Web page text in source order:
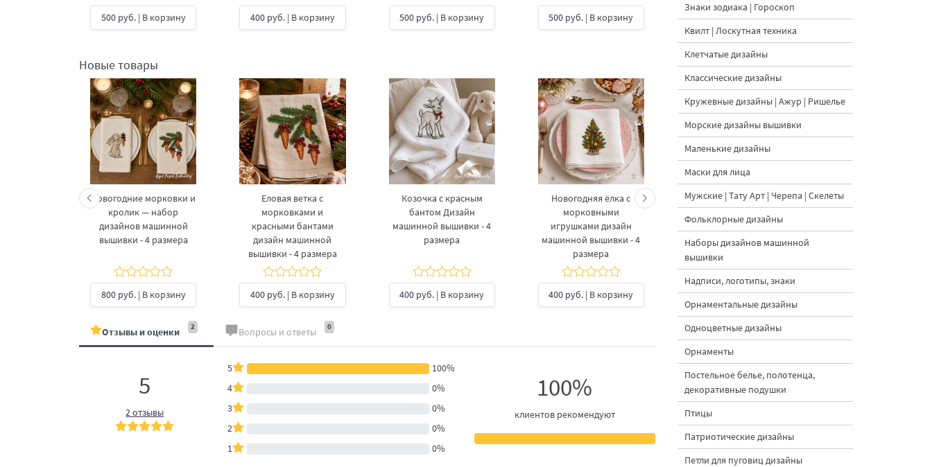
500 руб.| В корзину 400 руб.| В корзину 500 руб. | В корзину
500 руб. | В корзину 500 руб.| В корзину
500 руб.
Новые товары
Новогодние морковки и
кролик — набор
дизайнов машинной
вышивки - 4 размера
800 руб.| В корзину
Еловая ветка с
морковками и
красными бантами
дизайн машинной
вышивки - 4 размера
400 руб.| В корзину
Козочка с красным
бантом Дизайн
машинной вышивки - 4
размера
400 руб. | В корзину
Новогодняя ёлка с
морковными
игрушками дизайн
машинной вышивки - 4
размера
400 руб. | В корзину
Кролик украшает ёлку
машинной вышивки - 3
размера
500 руб.| В корзину 500 руб.
Отзывы и оценки 2 Вопросы и ответы 0
5
2 отзывы
5
100%
4
0%
3
0%
2
0%
1
0%
100%
клиентов рекомендуют
Знаки зодиака | Гороскоп
Квилт | Лоскутная техника
Клетчатые дизайны
Классические дизайны
Кружевные дизайны | Ажур | Ришелье
Морские дизайны вышивки
Маленькие дизайны
Маски для лица
Мужские | Тату Арт | Черепа | Скелеты
Фольклорные дизайны
Наборы дизайнов машинной
вышивки
Надписи, логотипы, знаки
Орнаментальные дизайны
Одноцветные дизайны
Орнаменты
Постельное белье, полотенца,
декоративные подушки
Птицы
Патриотические дизайны
Петли для пуговиц дизайны